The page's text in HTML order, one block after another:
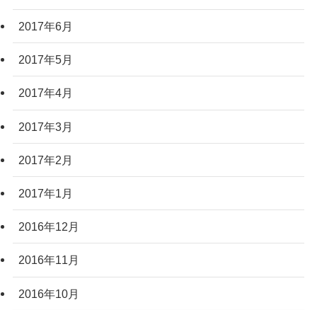
2017年6月
2017年5月
2017年4月
2017年3月
2017年2月
2017年1月
2016年12月
2016年11月
2016年10月